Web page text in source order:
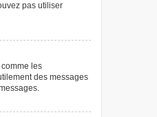
pas utiliser
les
des messages